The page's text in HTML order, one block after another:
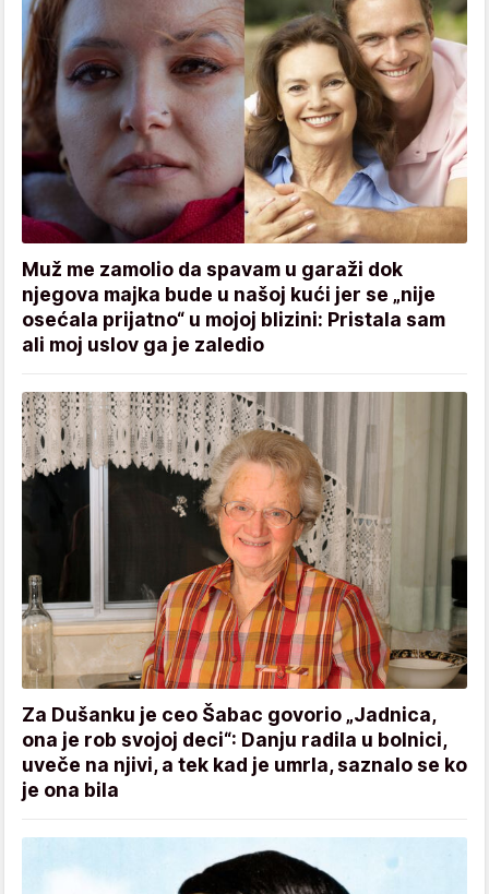
Muž me zamolio da spavam u garaži dok
njegova majka bude u našoj kući jer se „nije
osećala prijatno“ u mojoj blizini: Pristala sam
ali moj uslov ga je zaledio
Za Dušanku je ceo Šabac govorio „Jadnica,
ona je rob svojoj deci“: Danju radila u bolnici,
uveče na njivi, a tek kad je umrla, saznalo se ko
je ona bila